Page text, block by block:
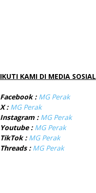
IKUTI KAMI DI MEDIA SOSIAL
Facebook : MG Perak
X : MG Perak
Instagram : MG Perak
Youtube : MG Perak
TikTok : MG Perak
Threads : MG Perak